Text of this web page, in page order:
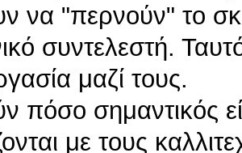
να "περνούν" το
συντελεστή.
μαζί τους.
πόσο σημαντικός
με τους